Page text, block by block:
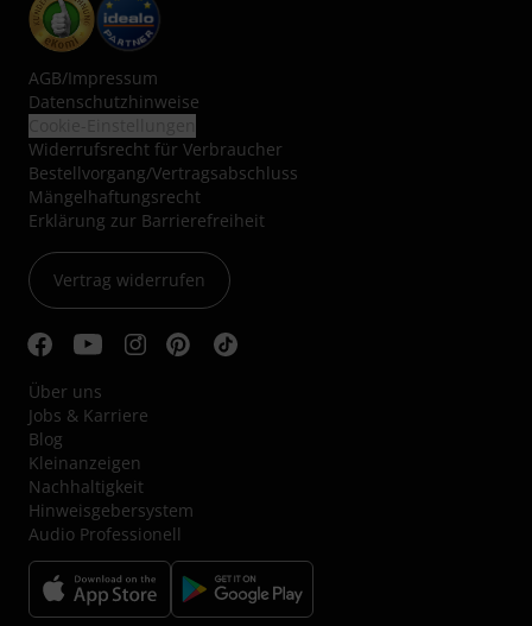
AGB/Impressum
Datenschutzhinweise
Widerrufsrecht für Verbraucher
Bestellvorgang/Vertragsabschluss
Mängelhaftungsrecht
Erklärung zur Barrierefreiheit
Vertrag widerrufen
Über uns
Jobs & Karriere
Blog
Kleinanzeigen
Nachhaltigkeit
Hinweisgebersystem
Audio Professionell